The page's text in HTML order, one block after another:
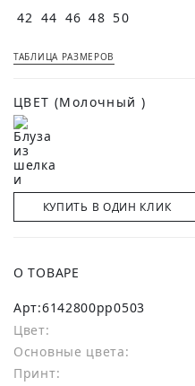
42 44 46 48 50
ТАБЛИЦА РАЗМЕРОВ
ЦВЕТ (Молочный )
КУПИТЬ В ОДИН КЛИК
О ТОВАРЕ
Арт:6142800pp0503
Цвет:
Основные цвета:
Принт: